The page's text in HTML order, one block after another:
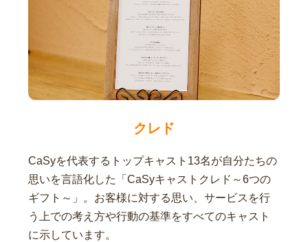
クレド
CaSyを代表するトップキャスト13名が自分たちの
思いを言語化した「CaSyキャストクレド～6つの
ギフト～」。お客様に対する思い、サービスを行
う上での考え方や行動の基準をすべてのキャスト
に示しています。